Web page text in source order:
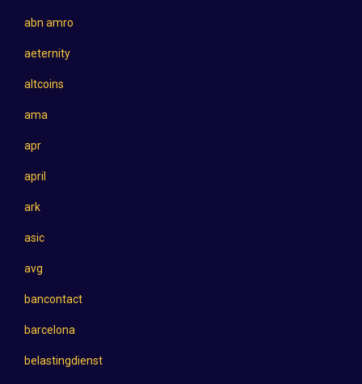
abn amro
aeternity
altcoins
ama
apr
april
ark
asic
avg
bancontact
barcelona
belastingdienst